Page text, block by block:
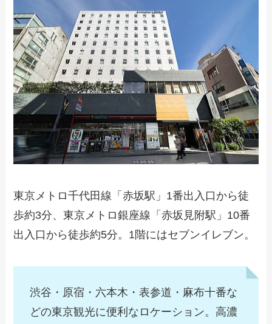
東京メトロ千代田線「赤坂駅」1番出入口から徒
歩約3分、東京メトロ銀座線「赤坂見附駅」10番
出入口から徒歩約5分。1階にはセブンイレブン。
渋谷・原宿・六本木・表参道・麻布十番な
どの東京観光に便利なロケーション。高濃